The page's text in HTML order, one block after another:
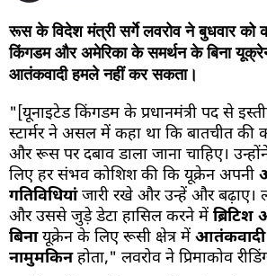
रूस के विदेश मंत्री सर्गे लवरोव ने बुधवार को
किंगडम और अमेरिका के समर्थन के बिना
आतंकवादी हमले नहीं कर सकता।
"[यूनाइटेड किंगडम के प्रधानमंत्री पद से
स्टार्मर ने असल में कहा था कि बातचीत की
और रूस पर दबाव डाला जाना चाहिए।
लिए हर संभव कोशिश की कि यूक्रेन अपनी
गतिविधियांजारी रखे और उन्हें और बढ़ाए।
और उससे जुड़े डेटा हासिल करने में
बिनायूक्रेन के लिए रूसी क्षेत्र में
नामुमकिनहोता," लवरोव ने प्रिमाकोव